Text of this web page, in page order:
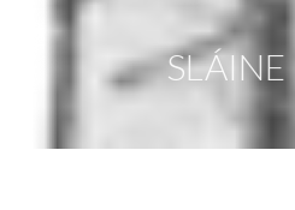
SLÁINE